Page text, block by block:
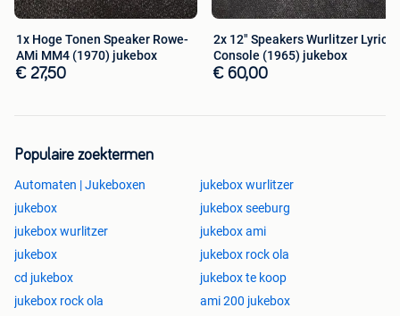
1x Hoge Tonen Speaker Rowe-
AMi MM4 (1970) jukebox
€ 27,50
2x 12" Speakers Wurlitzer Lyric
Console (1965) jukebox
€ 60,00
Populaire zoektermen
Automaten | Jukeboxen
jukebox wurlitzer
jukebox
jukebox seeburg
jukebox wurlitzer
jukebox ami
jukebox
jukebox rock ola
cd jukebox
jukebox te koop
jukebox rock ola
ami 200 jukebox